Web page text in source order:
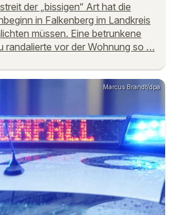
der „bissigen“ Art hat die
in Falkenberg im Landkreis
müssen. Eine betrunkene
randalierte vor der Wohnung so …
Marcus Brandt/dpa